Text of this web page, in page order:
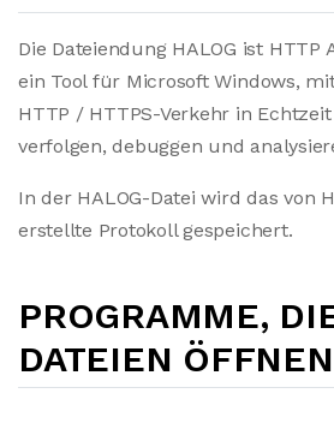
Die Dateiendung HALOG ist HTTP
ein Tool für Microsoft Windows,
HTTP / HTTPS-Verkehr in
verfolgen, debuggen und
In der HALOG-Datei wird das von
erstellte Protokoll gespeichert.
PROGRAMME,
DATEIEN